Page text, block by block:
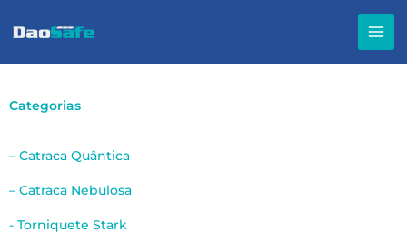
para
Categorias
– Catraca Quântica
– Catraca Nebulosa
- Torniquete Stark